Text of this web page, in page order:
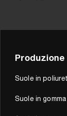
Produzione
Suole in
Suole in gomma